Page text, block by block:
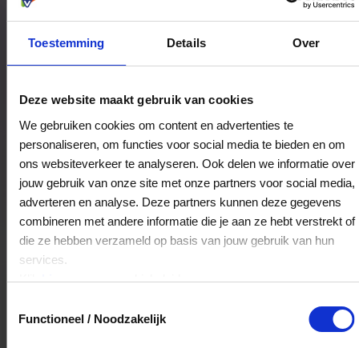
Toestemming Details Over
Deze website maakt gebruik van cookies
We gebruiken cookies om content en advertenties te
personaliseren, om functies voor social media te bieden en om
ons websiteverkeer te analyseren. Ook delen we informatie over
jouw gebruik van onze site met onze partners voor social media,
adverteren en analyse. Deze partners kunnen deze gegevens
combineren met andere informatie die je aan ze hebt verstrekt of
die ze hebben verzameld op basis van jouw gebruik van hun
services.
Klikhiervoor ons cookiebeleid.
Functioneel / Noodzakelijk
Bestedingslocaties
Thom Broekman
Lange Elisabethstraat 20
3511JC Utrecht
Veelgestelde Vragen
Ja, je mag het saldo van je VVV